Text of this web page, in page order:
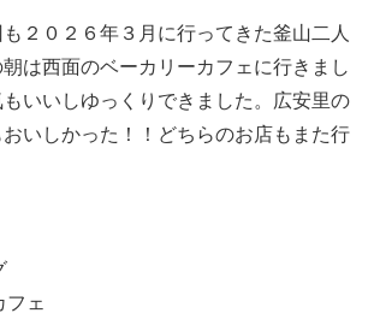
２０２６年３月に行ってきた釜山二人
は西面のベーカリーカフェに行きまし
いいしゆっくりできました。広安里の
いしかった！！どちらのお店もまた行
フェ